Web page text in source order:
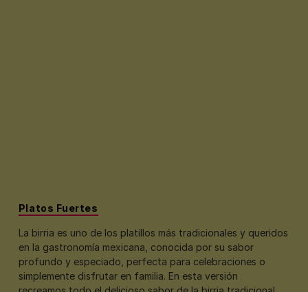
Platos Fuertes
La birria es uno de los platillos más tradicionales y queridos
en la gastronomía mexicana, conocida por su sabor
profundo y especiado, perfecta para celebraciones o
simplemente disfrutar en familia. En esta versión